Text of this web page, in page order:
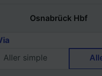
Aller simple